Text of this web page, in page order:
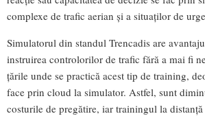
complexe de trafic aerian și a situaților de
Simulatorul din standul Trencadis are
instruirea controlorilor de trafic fără a mai fi
țările unde se practică acest tip de training,
face prin cloud la simulator. Astfel, sunt
costurile de pregătire, iar trainingul la